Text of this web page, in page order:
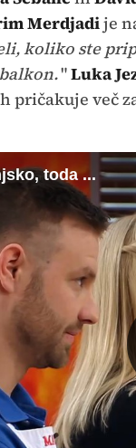
Merdjadije
koliko ste
"Luka
pričakuje več
toda ...